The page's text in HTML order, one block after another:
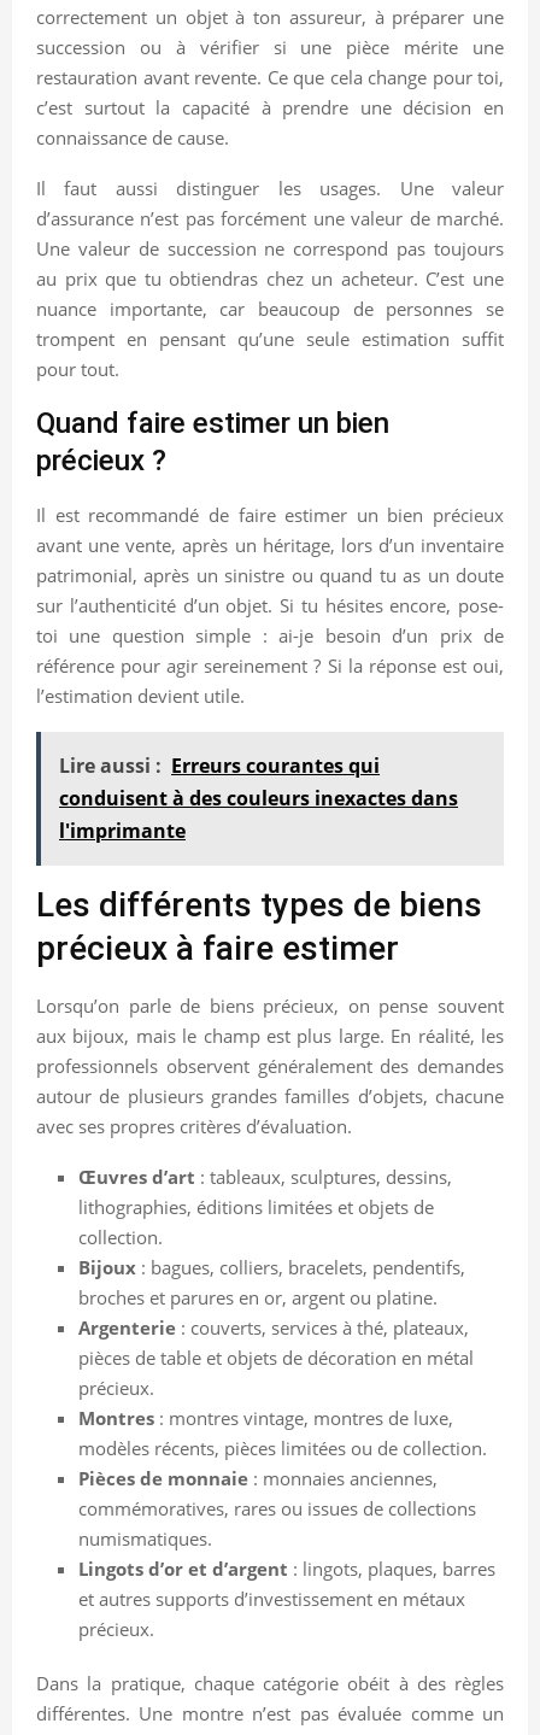
correctement un objet à ton assureur, à préparer une
succession ou à vérifier si une pièce mérite une
restauration avant revente. Ce que cela change pour toi,
c’est surtout la capacité à prendre une décision en
connaissance de cause.
Il faut aussi distinguer les usages. Une valeur
d’assurance n’est pas forcément une valeur de marché.
Une valeur de succession ne correspond pas toujours
au prix que tu obtiendras chez un acheteur. C’est une
nuance importante, car beaucoup de personnes se
trompent en pensant qu’une seule estimation suffit
pour tout.
Quand faire estimer un bien
précieux ?
Il est recommandé de faire estimer un bien précieux
avant une vente, après un héritage, lors d’un inventaire
patrimonial, après un sinistre ou quand tu as un doute
sur l’authenticité d’un objet. Si tu hésites encore, pose-
toi une question simple : ai-je besoin d’un prix de
référence pour agir sereinement ? Si la réponse est oui,
l’estimation devient utile.
Lire aussi : Erreurs courantes qui
conduisent à des couleurs inexactes dans
l'imprimante
Les différents types de biens
précieux à faire estimer
Lorsqu’on parle de biens précieux, on pense souvent
aux bijoux, mais le champ est plus large. En réalité, les
professionnels observent généralement des demandes
autour de plusieurs grandes familles d’objets, chacune
avec ses propres critères d’évaluation.
Œuvres d’art : tableaux, sculptures, dessins,
lithographies, éditions limitées et objets de
collection.
Bijoux : bagues, colliers, bracelets, pendentifs,
broches et parures en or, argent ou platine.
Argenterie : couverts, services à thé, plateaux,
pièces de table et objets de décoration en métal
précieux.
Montres : montres vintage, montres de luxe,
modèles récents, pièces limitées ou de collection.
Pièces de monnaie : monnaies anciennes,
commémoratives, rares ou issues de collections
numismatiques.
Lingots d’or et d’argent : lingots, plaques, barres
et autres supports d’investissement en métaux
précieux.
Dans la pratique, chaque catégorie obéit à des règles
différentes. Une montre n’est pas évaluée comme un